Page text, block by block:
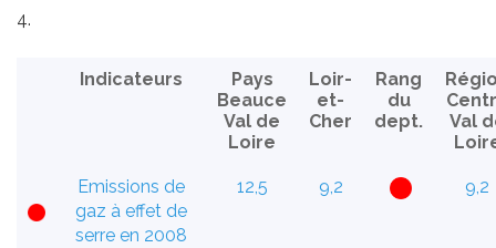
4.
Indicateurs
Pays
Beauce
Val de
Loire
Loir-
et-
Cher
Rang
du
dept.
Val
Emissions de
gaz à effet de
serre en 2008
12,5 9,2 9,2